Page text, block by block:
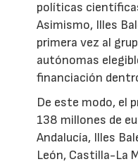
políticas
Asimismo, Illes
primera vez al
autónomas
financiación
De este modo, el
138 millones de
Andalucía, Illes
León, Castilla-La